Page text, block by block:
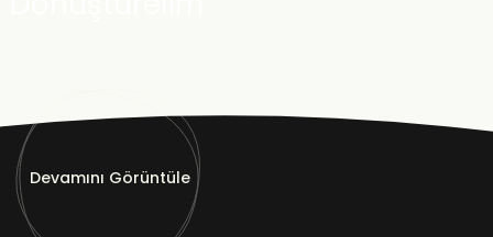
Devamını Görüntüle